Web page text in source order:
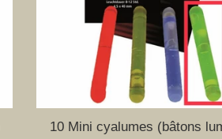
10 Mini cyalumes (bâtons